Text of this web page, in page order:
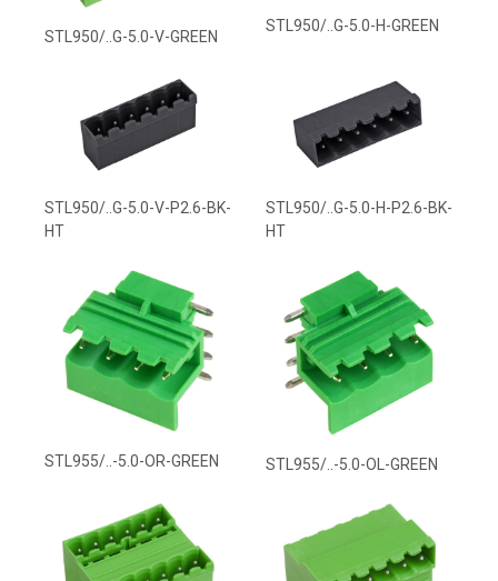
STL950/..G-5.0-V-GREEN
STL950/..G-5.0-H-GREEN
STL950/..G-5.0-V-P2.6-BK-
HT
STL950/..G-5.0-H-P2.6-BK-
HT
STL955/..-5.0-OR-GREEN STL955/..-5.0-OL-GREEN